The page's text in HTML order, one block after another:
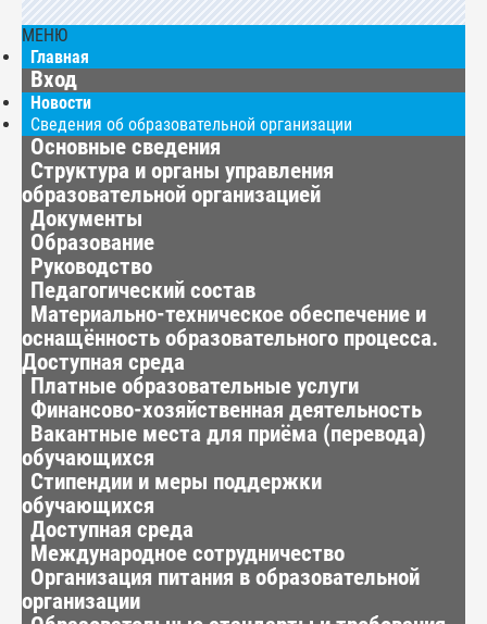
МЕНЮ
Главная
Вход
Новости
Сведения об образовательной организации
Основные сведения
Структура и органы управления
образовательной организацией
Документы
Образование
Руководство
Педагогический состав
Материально-техническое обеспечение и
оснащённость образовательного процесса.
Доступная среда
Платные образовательные услуги
Финансово-хозяйственная деятельность
Вакантные места для приёма (перевода)
обучающихся
Стипендии и меры поддержки
обучающихся
Доступная среда
Международное сотрудничество
Организация питания в образовательной
организации